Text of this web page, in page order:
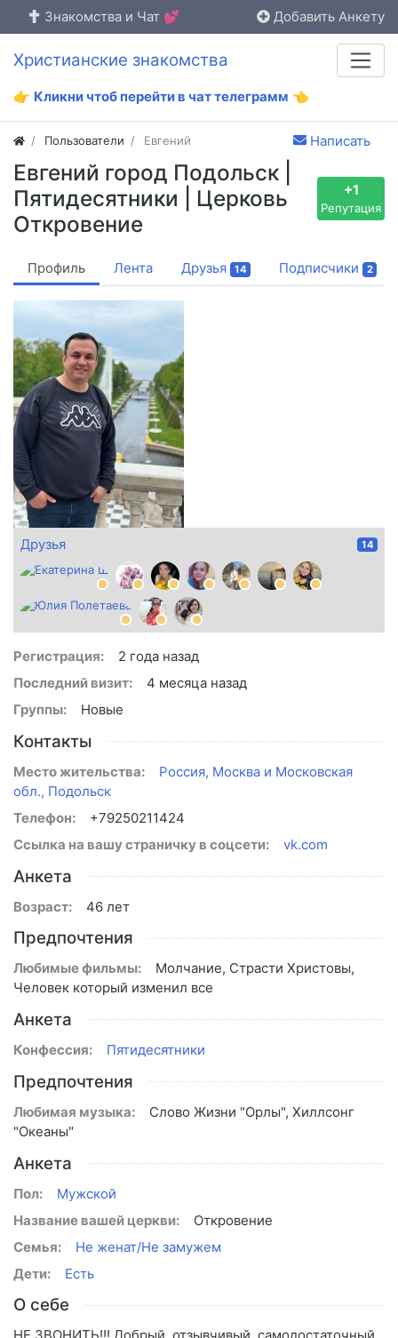
Знакомства и Чат 💕 Добавить Анкету
Христианские знакомства
👉 Кликни чтоб перейти в чат телеграмм 👈
Пользователи Евгений Написать
Евгений город Подольск |
Пятидесятники | Церковь
Откровение
+1
Репутация
Профиль Лента Друзья 14 Подписчики 2
Друзья 14
Регистрация:
2 года назад
Последний визит:
4 месяца назад
Группы:
Новые
Контакты
Место жительства:
Россия, Москва и Московская
обл., Подольск
Телефон:
+79250211424
Ссылка на вашу страничку в соцсети:
vk.com
Анкета
Возраст: 46 лет
Предпочтения
Любимые фильмы:
Молчание, Страсти Христовы,
Человек который изменил все
Анкета
Конфессия: Пятидесятники
Предпочтения
Любимая музыка:
Слово Жизни "Орлы", Хиллсонг
"Океаны"
Анкета
Пол:
Мужской
Название вашей церкви:
Откровение
Семья:
Не женат/Не замужем
Дети:
Есть
О себе